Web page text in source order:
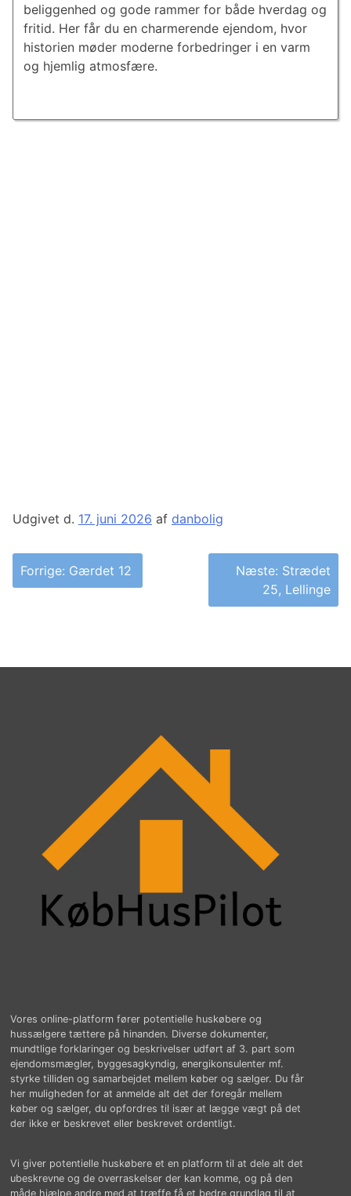
beliggenhed og gode rammer for både hverdag og
fritid. Her får du en charmerende ejendom, hvor
historien møder moderne forbedringer i en varm
og hjemlig atmosfære.
Udgivet d. 17. juni 2026 af danbolig
Indlægsnavigation
Forrige: Gærdet 12 Næste: Strædet
25, Lellinge
Vores online-platform fører potentielle huskøbere og
hussælgere tættere på hinanden. Diverse dokumenter,
mundtlige forklaringer og beskrivelser udført af 3. part som
ejendomsmægler, byggesagkyndig, energikonsulenter mf.
styrke tilliden og samarbejdet mellem køber og sælger. Du får
her muligheden for at anmelde alt det der foregår mellem
køber og sælger, du opfordres til især at lægge vægt på det
der ikke er beskrevet eller beskrevet ordentligt.
Vi giver potentielle huskøbere et en platform til at dele alt det
ubeskrevne og de overraskelser der kan komme, og på den
måde hjælpe andre med at træffe få et bedre grundlag til at